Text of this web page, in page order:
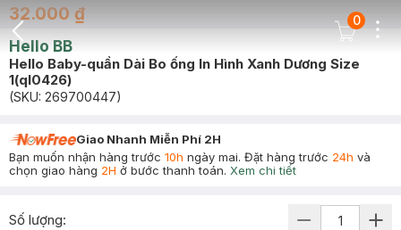
Back Icon
Cart Icon
0
32.000 ₫
Hello BB
Hello Baby-quần Dài Bo ống In Hình Xanh Dương Size
1(ql0426)
(SKU: 269700447)
Giao Nhanh Miễn Phí 2H
Bạn muốn nhận hàng trước 10h ngày mai. Đặt hàng trước 24h và
chọn giao hàng 2H ở bước thanh toán. Xem chi tiết
Số lượng: